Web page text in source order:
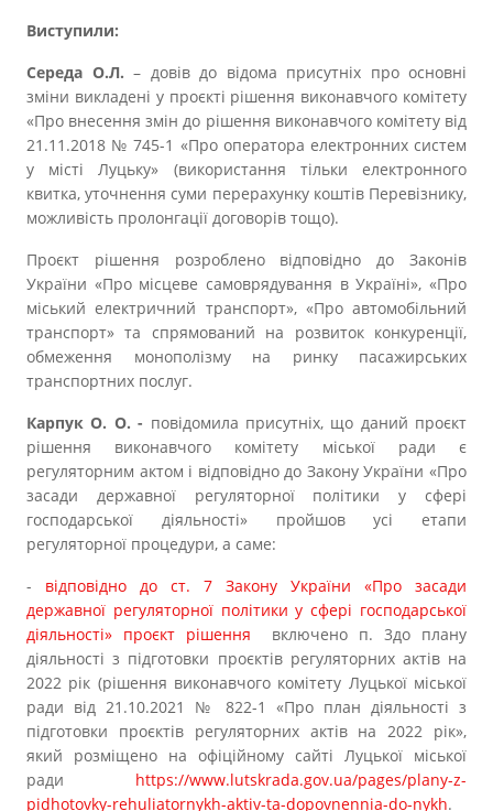
Виступили:
Середа О.Л. – довів до відома присутніх про основні
зміни викладені у проєкті рішення виконавчого комітету
«Про внесення змін до рішення виконавчого комітету від
21.11.2018 № 745-1 «Про оператора електронних систем
у місті Луцьку» (використання тільки електронного
квитка, уточнення суми перерахунку коштів Перевізнику,
можливість пролонгації договорів тощо).
Проєкт рішення розроблено відповідно до Законів
України «Про місцеве самоврядування в Україні», «Про
міський електричний транспорт», «Про автомобільний
транспорт» та спрямований на розвиток конкуренції,
обмеження монополізму на ринку пасажирських
транспортних послуг.
Карпук О. О. - повідомила присутніх, що даний проєкт
рішення виконавчого комітету міської ради є
регуляторним актом і відповідно до Закону України «Про
засади державної регуляторної політики у сфері
господарської діяльності» пройшов усі етапи
регуляторної процедури, а саме:
- відповідно до ст. 7 Закону України «Про засади
державної регуляторної політики у сфері господарської
діяльності» проєкт рішення включено п. 3до плану
діяльності з підготовки проєктів регуляторних актів на
2022 рік (рішення виконавчого комітету Луцької міської
ради від 21.10.2021 № 822-1 «Про план діяльності з
підготовки проєктів регуляторних актів на 2022 рік»,
який розміщено на офіційному сайті Луцької міської
ради https://www.lutskrada.gov.ua/pages/plany-z-
pidhotovky-rehuliatornykh-aktiv-ta-dopovnennia-do-nykh.